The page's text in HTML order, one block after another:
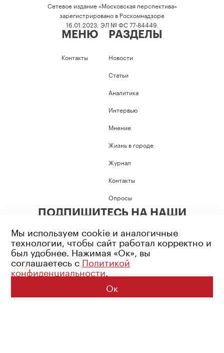
Сетевое издание «Московская перспектива»
зарегистрировано в Роскомнадзоре
16.01.2023, ЭЛ № ФС 77-84449.
МЕНЮ
Контакты
РАЗДЕЛЫ
Новости
Статьи
Аналитика
Интервью
Мнение
Жизнь в городе
Журнал
Контакты
Опросы
ПОДПИШИТЕСЬ НА НАШИ
Возрастное ограничение: 16+
Политика конфиденциальности
© 2026 Все права защищены
Мы используем cookie и аналогичные
технологии, чтобы сайт работал корректно и
был удобнее. Нажимая «Ок», вы
соглашаетесь с Политикой
конфиденциальности.
Ок